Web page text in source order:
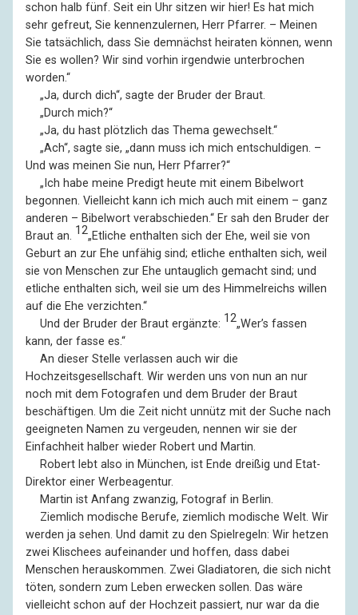
schon halb fünf. Seit ein Uhr sitzen wir hier! Es hat mich
sehr gefreut, Sie kennenzulernen, Herr Pfarrer. – Meinen
Sie tatsächlich, dass Sie demnächst heiraten können, wenn
Sie es wollen? Wir sind vorhin irgendwie unterbrochen
worden.“
„Ja, durch dich“, sagte der Bruder der Braut.
„Durch mich?“
„Ja, du hast plötzlich das Thema gewechselt.“
„Ach“, sagte sie, „dann muss ich mich entschuldigen. –
Und was meinen Sie nun, Herr Pfarrer?“
„Ich habe meine Predigt heute mit einem Bibelwort
begonnen. Vielleicht kann ich mich auch mit einem – ganz
anderen – Bibelwort verabschieden.“ Er sah den Bruder der
Braut an. 12„Etliche enthalten sich der Ehe, weil sie von
Geburt an zur Ehe unfähig sind; etliche enthalten sich, weil
sie von Menschen zur Ehe untauglich gemacht sind; und
etliche enthalten sich, weil sie um des Himmelreichs willen
auf die Ehe verzichten.“
Und der Bruder der Braut ergänzte: 12„Wer’s fassen
kann, der fasse es.“
An dieser Stelle verlassen auch wir die
Hochzeitsgesellschaft. Wir werden uns von nun an nur
noch mit dem Fotografen und dem Bruder der Braut
beschäftigen. Um die Zeit nicht unnütz mit der Suche nach
geeigneten Namen zu vergeuden, nennen wir sie der
Einfachheit halber wieder Robert und Martin.
Robert lebt also in München, ist Ende dreißig und Etat-
Direktor einer Werbeagentur.
Martin ist Anfang zwanzig, Fotograf in Berlin.
Ziemlich modische Berufe, ziemlich modische Welt. Wir
werden ja sehen. Und damit zu den Spielregeln: Wir hetzen
zwei Klischees aufeinander und hoffen, dass dabei
Menschen herauskommen. Zwei Gladiatoren, die sich nicht
töten, sondern zum Leben erwecken sollen. Das wäre
vielleicht schon auf der Hochzeit passiert, nur war da die